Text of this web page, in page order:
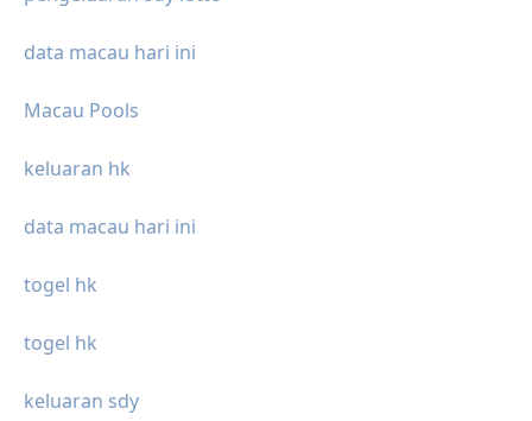
data macau hari ini
Macau Pools
keluaran hk
data macau hari ini
togel hk
togel hk
keluaran sdy